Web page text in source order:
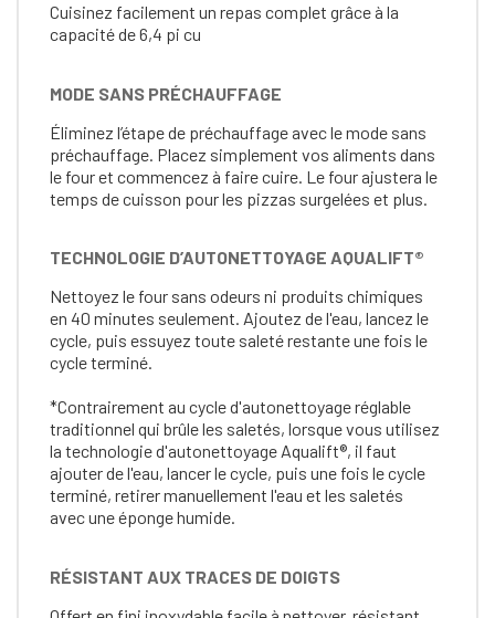
Cuisinez facilement un repas complet grâce à la
capacité de 6,4 pi cu
MODE SANS PRÉCHAUFFAGE
Éliminez l’étape de préchauffage avec le mode sans
préchauffage. Placez simplement vos aliments dans
le four et commencez à faire cuire. Le four ajustera le
temps de cuisson pour les pizzas surgelées et plus.
TECHNOLOGIE D’AUTONETTOYAGE AQUALIFT®
Nettoyez le four sans odeurs ni produits chimiques
en 40 minutes seulement. Ajoutez de l'eau, lancez le
cycle, puis essuyez toute saleté restante une fois le
cycle terminé.
*Contrairement au cycle d'autonettoyage réglable
traditionnel qui brûle les saletés, lorsque vous utilisez
la technologie d'autonettoyage Aqualift®, il faut
ajouter de l'eau, lancer le cycle, puis une fois le cycle
terminé, retirer manuellement l'eau et les saletés
avec une éponge humide.
RÉSISTANT AUX TRACES DE DOIGTS